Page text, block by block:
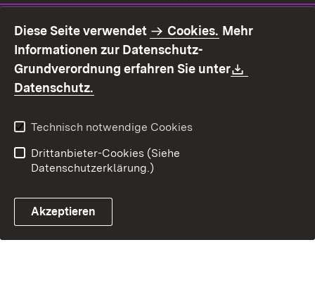
Benutzungshinweise
Erklärung zur
Barrierefreiheit
Kontakt
Fehlerhaften Link melden
Diese Seite verwendet Cookies. Mehr
Informationen zur Datenschutz-
Grundverordnung erfahren Sie unter
Datenschutz.
Technisch notwendige Cookies
Drittanbieter-Cookies (Siehe
Datenschutzerklärung.)
Akzeptieren